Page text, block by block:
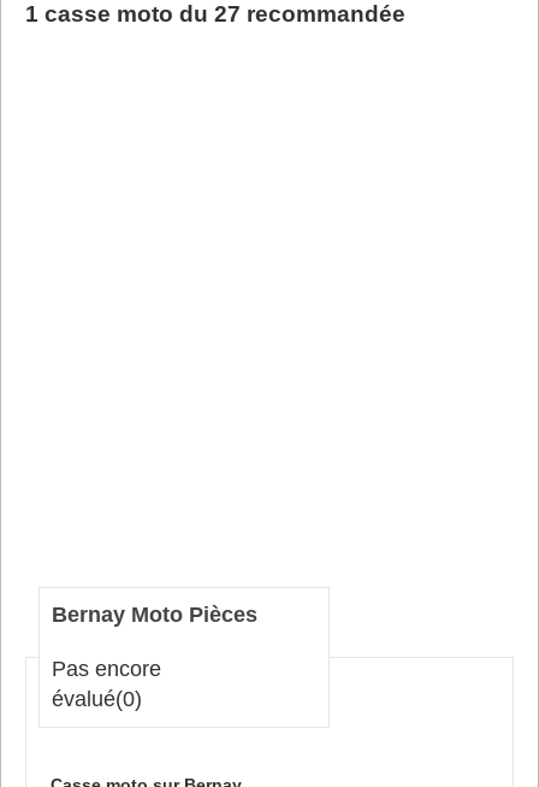
1 casse moto du 27 recommandée
Bernay Moto Pièces
Pas encore
évalué(0)